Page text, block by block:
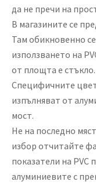
да не пречи на
В магазините се
Там обикновенно
използването на
от площта е стъкло.
Специфичните
изпълняват от
мост.
Не на последно
избор отчитайте
показатели на
алуминиевите с